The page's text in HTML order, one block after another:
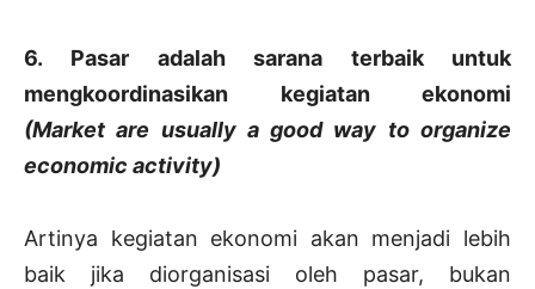
6. Pasar adalah sarana terbaik untuk
mengkoordinasikan kegiatan ekonomi
(Market are usually a good way to organize
economic activity)
Artinya kegiatan ekonomi akan menjadi lebih
baik jika diorganisasi oleh pasar, bukan